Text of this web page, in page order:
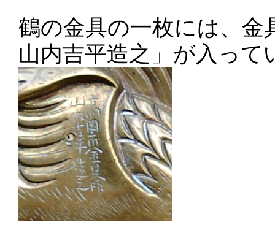
鶴の金具の一枚には、金
山内吉平造之」が入って